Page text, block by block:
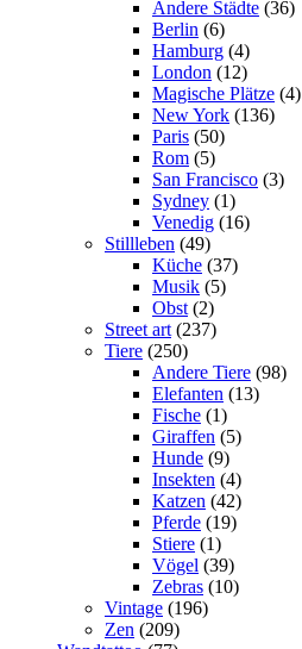
Andere Städte (36)
Berlin (6)
Hamburg (4)
London (12)
Magische Plätze (4)
New York (136)
Paris (50)
Rom (5)
San Francisco (3)
Sydney (1)
Venedig (16)
Stillleben (49)
Küche (37)
Musik (5)
Obst (2)
Street art (237)
Tiere (250)
Andere Tiere (98)
Elefanten (13)
Fische (1)
Giraffen (5)
Hunde (9)
Insekten (4)
Katzen (42)
Pferde (19)
Stiere (1)
Vögel (39)
Zebras (10)
Vintage (196)
Zen (209)